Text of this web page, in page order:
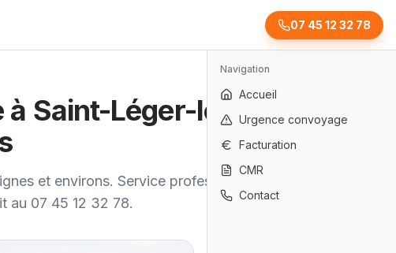
07 45 12 32 78
Navigation
Accueil
Urgence convoyage
Facturation
CMR
Contact
à Saint-Léger-les-
et environs. Service professionnel,
au 07 45 12 32 78.